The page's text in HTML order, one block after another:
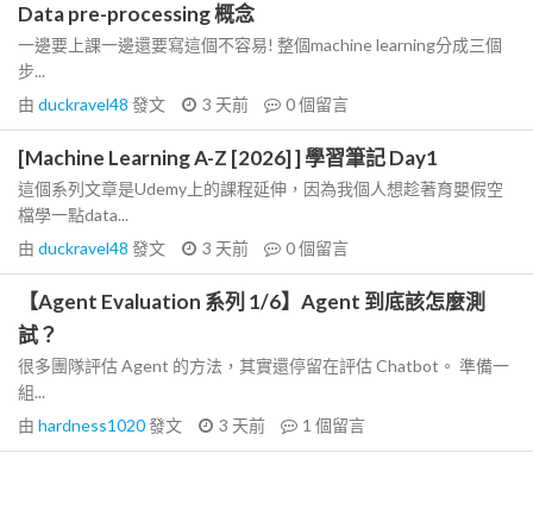
Data pre-processing 概念
一邊要上課一邊還要寫這個不容易! 整個machine learning分成三個
步...
由 duckravel48 發文 3 天前 0個留言
[Machine Learning A-Z [2026] ] 學習筆記 Day1
這個系列文章是Udemy上的課程延伸，因為我個人想趁著育嬰假空
檔學一點data...
由 duckravel48 發文 3 天前 0個留言
【Agent Evaluation 系列 1/6】Agent 到底該怎麼測
試？
很多團隊評估 Agent 的方法，其實還停留在評估 Chatbot。 準備一
組...
由 hardness1020發文 3 天前 1 個留言